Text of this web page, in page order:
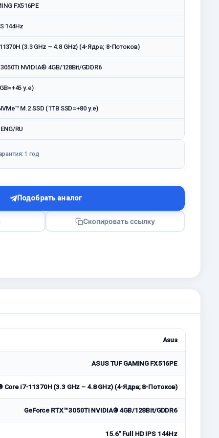
FX516PE
144Hz
(3.3 GHz – 4.8 GHz) (4-Ядра; 8-Потоков)
NVIDIA® 4GB/128Bit/GDDR6
у.е)
M.2 SSD (1TB SSD=+80 у.е)
RU
1 год
Подобрать аналог
Скопировать ссылку
Asus
ASUS TUF GAMING FX516PE
Core i7-11370H (3.3 GHz – 4.8 GHz) (4-Ядра; 8-Потоков)
GeForce RTX™ 3050Ti NVIDIA® 4GB/128Bit/GDDR6
15.6″ Full HD IPS 144Hz